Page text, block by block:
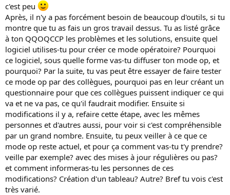
c'est peu
Après, il n'y a pas forcément besoin de beaucoup d'outils, si tu
montre que tu as fais un gros travail dessus. Tu as listé grâce
à ton QQOQCCP les problèmes et les solutions, ensuite quel
logiciel utilises-tu pour créer ce mode opératoire? Pourquoi
ce logiciel, sous quelle forme vas-tu diffuser ton mode op, et
pourquoi? Par la suite, tu vas peut être essayer de faire tester
ce mode op par des collègues, pourquoi pas en leur créant un
questionnaire pour que ces collègues puissent indiquer ce qui
va et ne va pas, ce qu'il faudrait modifier. Ensuite si
modifications il y a, refaire cette étape, avec les mêmes
personnes et d'autres aussi, pour voir si c'est compréhensible
par un grand nombre. Ensuite, tu peux veiller à ce que ce
mode op reste actuel, et pour ça comment vas-tu t'y prendre?
veille par exemple? avec des mises à jour régulières ou pas?
et comment informeras-tu les personnes de ces
modifications? Création d'un tableau? Autre? Bref tu vois c'est
très varié.